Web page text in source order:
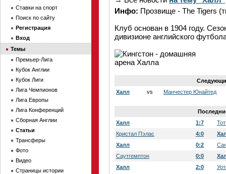
Инфо: Прозвище - The Tigers
Клуб основан в 1904 году.
дивизионе английского
Халл
vs Манчестер Юнайтед
Халл
1:7
Кристал Пэлас
4:0
Халл
0:2
Саутгемптон
0:0
Халл
2:0
Ставки на спорт
Поиск по сайту
Регистрация
Вход
Темы
Премьер-Лига
Кубок Англии
Кубок Лиги
Лига Чемпионов
Лига Европы
Лига Конференций
Сборная Англии
Статьи
Трансферы
Фото
Видео
Страницы истории